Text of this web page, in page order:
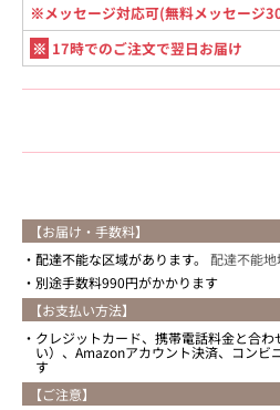
※メッセージ対応可(無料メッセージ
※ 17時でのご注文で翌日お届け
【お届け・手数料】
配達不能な区域があります。 配達不能
別途手数料990円がかかります
【お支払い方法】
クレジットカード、携帯電話料金と合
い）、Amazonアカウント決済、コン
す
【ご注意】